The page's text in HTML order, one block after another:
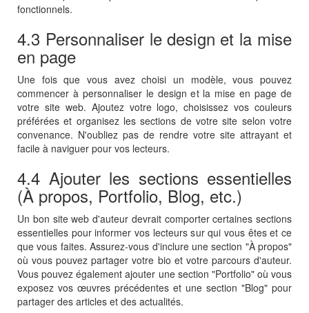
fonctionnels.
4.3 Personnaliser le design et la mise
en page
Une fois que vous avez choisi un modèle, vous pouvez
commencer à personnaliser le design et la mise en page de
votre site web. Ajoutez votre logo, choisissez vos couleurs
préférées et organisez les sections de votre site selon votre
convenance. N'oubliez pas de rendre votre site attrayant et
facile à naviguer pour vos lecteurs.
4.4 Ajouter les sections essentielles
(À propos, Portfolio, Blog, etc.)
Un bon site web d'auteur devrait comporter certaines sections
essentielles pour informer vos lecteurs sur qui vous êtes et ce
que vous faites. Assurez-vous d'inclure une section "À propos"
où vous pouvez partager votre bio et votre parcours d'auteur.
Vous pouvez également ajouter une section "Portfolio" où vous
exposez vos œuvres précédentes et une section "Blog" pour
partager des articles et des actualités.